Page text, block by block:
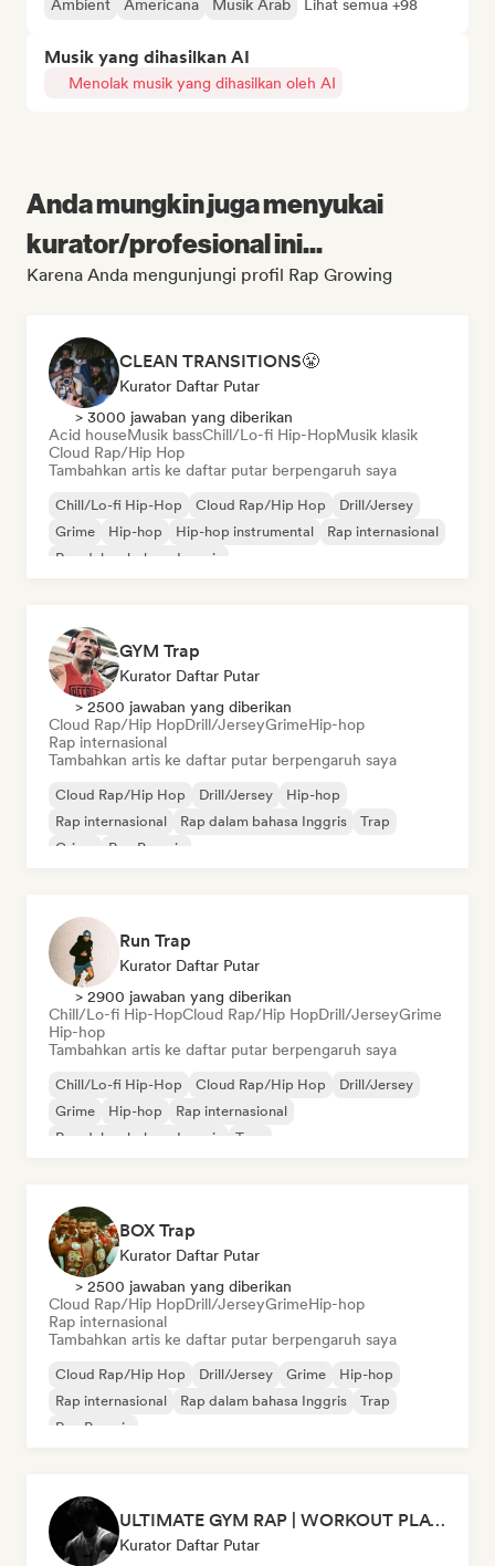
Ambient Americana Musik Arab Lihat semua +98
Musik yang dihasilkan AI
Menolak musik yang dihasilkan oleh AI
Anda mungkin juga menyukai
kurator/profesional ini...
Karena Anda mengunjungi profil Rap Growing
CLEAN TRANSITIONS😤
Kurator Daftar Putar
> 3000 jawaban yang diberikan
Acid houseMusik bassChill/Lo-fi Hip-HopMusik klasik
Cloud Rap/Hip Hop
Tambahkan artis ke daftar putar berpengaruh saya
Chill/Lo-fi Hip-Hop Cloud Rap/Hip Hop
Drill/Jersey
Grime
Hip-hop Hip-hop instrumental
Rap internasional
Rap dalam bahasa Inggris
GYM Trap
Kurator Daftar Putar
> 2500 jawaban yang diberikan
Cloud Rap/Hip HopDrill/JerseyGrimeHip-hop
Rap internasional
Tambahkan artis ke daftar putar berpengaruh saya
Cloud Rap/Hip Hop Drill/Jersey
Hip-hop
Rap internasional
Rap dalam bahasa Inggris
Trap
Grime
Rap Prancis
Run Trap
Kurator Daftar Putar
> 2900 jawaban yang diberikan
Chill/Lo-fi Hip-HopCloud Rap/Hip HopDrill/JerseyGrime
Hip-hop
Tambahkan artis ke daftar putar berpengaruh saya
Chill/Lo-fi Hip-Hop Cloud Rap/Hip Hop
Drill/Jersey
Grime
Hip-hop
Rap internasional
Rap dalam bahasa Inggris
Trap
BOX Trap
Kurator Daftar Putar
> 2500 jawaban yang diberikan
Cloud Rap/Hip HopDrill/JerseyGrimeHip-hop
Rap internasional
Tambahkan artis ke daftar putar berpengaruh saya
Cloud Rap/Hip Hop Drill/Jersey Grime
Hip-hop
Rap internasional
Rap dalam bahasa Inggris
Trap
Rap Prancis
ULTIMATE GYM RAP | WORKOUT PLAYLIST 2026 🔥
Kurator Daftar Putar